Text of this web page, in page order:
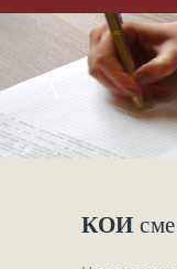
НАЧАЛО
ЗА НАС
УСЛУГИ
Сделки
Ипотеки
〈
КОИ